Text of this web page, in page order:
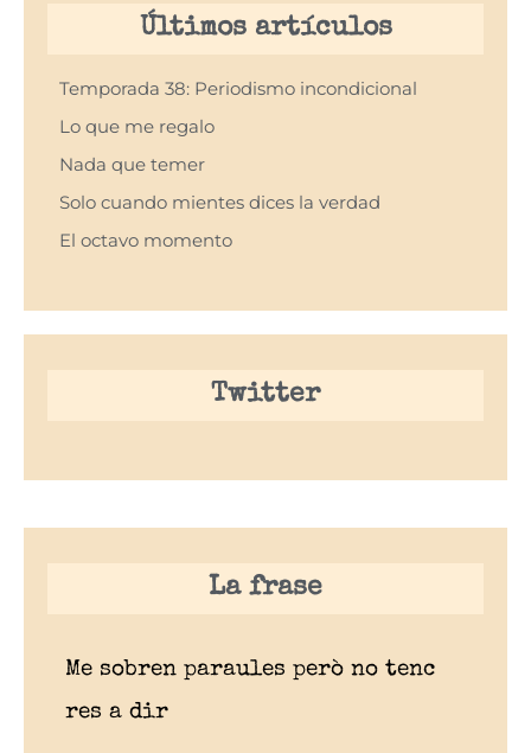
Últimos artículos
Temporada 38: Periodismo incondicional
Lo que me regalo
Nada que temer
Solo cuando mientes dices la verdad
El octavo momento
Twitter
La frase
Me sobren paraules però no tenc
res a dir